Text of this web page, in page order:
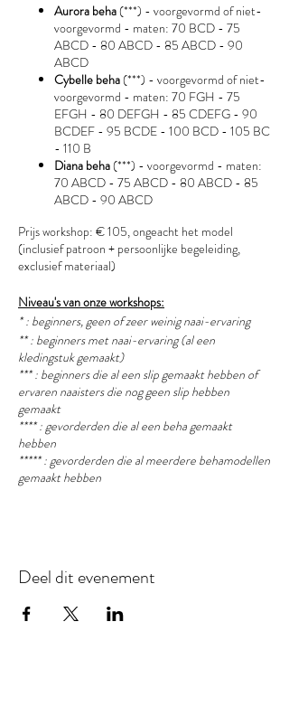
Aurora beha(***) - voorgevormd of niet-
voorgevormd - maten: 70 BCD - 75
ABCD - 80 ABCD - 85 ABCD - 90
ABCD
Cybelle beha(***) - voorgevormd of niet-
voorgevormd - maten: 70 FGH - 75
EFGH - 80 DEFGH - 85 CDEFG - 90
BCDEF - 95 BCDE - 100 BCD - 105 BC
- 110 B
Diana beha(***) - voorgevormd - maten:
70 ABCD - 75 ABCD - 80 ABCD - 85
ABCD - 90 ABCD
Prijs workshop: € 105, ongeacht het model
(inclusief patroon + persoonlijke begeleiding,
exclusief materiaal)
Niveau's van onze workshops:
* : beginners, geen of zeer weinig naai-ervaring
** : beginners met naai-ervaring (al een
kledingstuk gemaakt)
*** : beginners die al een slip gemaakt hebben of
ervaren naaisters die nog geen slip hebben
gemaakt
**** : gevorderden die al een beha gemaakt
hebben
***** : gevorderden die al meerdere behamodellen
gemaakt hebben
Deel dit evenement